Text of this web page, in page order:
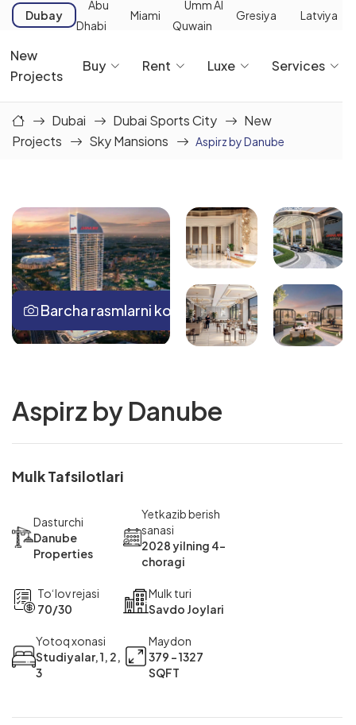
Dubay
Abu
Dhabi
Miami
Umm Al
Quwain
Gresiya Latviya
New
Projects
Buy Rent Luxe Services
Dubai Dubai Sports City
New
Projects
Sky Mansions Aspirz by Danube
Barcha rasmlarni ko‘rish
Aspirz by Danube
Mulk Tafsilotlari
Dasturchi
Danube
Properties
Yetkazib berish
sanasi
2028 yilning 4-
choragi
To‘lov rejasi
70/30
Mulk turi
Savdo Joylari
Yotoq xonasi
Studiyalar, 1, 2,
3
Maydon
379 - 1327
SQFT